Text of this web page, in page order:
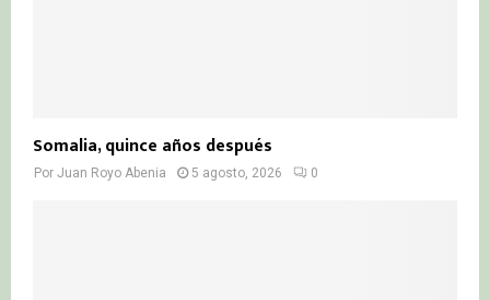
Somalia, quince años después
Por Juan Royo Abenia 5 agosto, 2026 0